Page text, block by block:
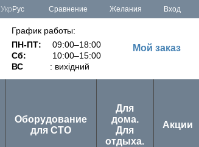
Укр Рус Сравнение Желания Вход
График работы:
ПН-ПТ:
09:00–18:00
Сб:
10:00–15:00
ВС
: вихідний
Мой заказ
Оборудование
для СТО
Для
дома.
Для
отдыха.
Акции